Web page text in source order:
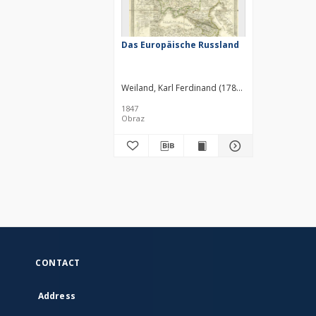
Das Europäische Russland
Weiland, Karl Ferdinand (1782–1847)
1847
Obraz
CONTACT
Address